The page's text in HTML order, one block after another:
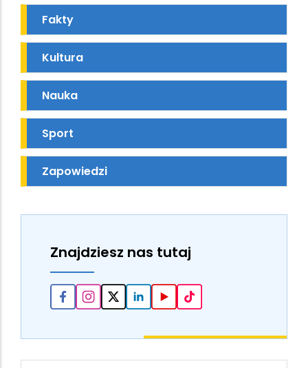
Fakty
Kultura
Nauka
Sport
Zapowiedzi
Znajdziesz nas tutaj